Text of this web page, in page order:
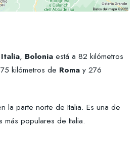
Italia, Bolonia está a 82 kilómetros
kilómetros de Roma y 276
la parte norte de Italia. Es una de
más populares de Italia.